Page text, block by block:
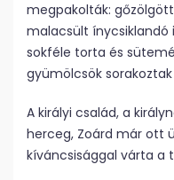
megpakolták:
malacsült
sokféle torta és
gyümölcsök
A királyi család, a
herceg, Zoárd már ott
kíváncsisággal várta a